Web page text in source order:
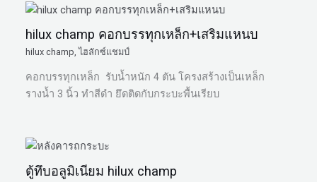
hilux champ คอกบรรทุกเหล็ก+เสริมแหนบ
hilux champ ,ไฮลักซ์แชมป์
คอกบรรทุกเหล็ก รับน้ำหนัก 4 ตัน โครงสร้างเป็นเหล็ก
รางน้ำ 3 นิ้ว ทำสีดำ ยึดติดกับกระบะพื้นเรียบ
ตู้ทึบอลูมิเนียม hilux champ